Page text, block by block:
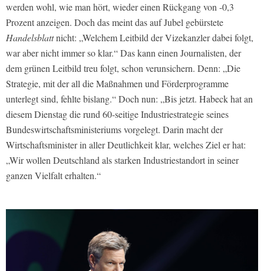
werden wohl, wie man hört, wieder einen Rückgang von -0,3
Prozent anzeigen. Doch das meint das auf Jubel gebürstete
Handelsblattnicht: „Welchem Leitbild der Vizekanzler dabei folgt,
war aber nicht immer so klar.“ Das kann einen Journalisten, der
dem grünen Leitbild treu folgt, schon verunsichern. Denn: „Die
Strategie, mit der all die Maßnahmen und Förderprogramme
unterlegt sind, fehlte bislang.“ Doch nun: „Bis jetzt. Habeck hat an
diesem Dienstag die rund 60-seitige Industriestrategie seines
Bundeswirtschaftsministeriums vorgelegt. Darin macht der
Wirtschaftsminister in aller Deutlichkeit klar, welches Ziel er hat:
„Wir wollen Deutschland als starken Industriestandort in seiner
ganzen Vielfalt erhalten.“